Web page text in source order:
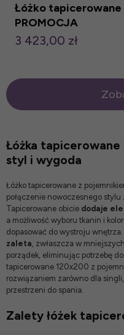
Łóżko tapicerowane
PROMOCJA
3 423,00 zł
Łóżka
styl i wygoda
Łóżko tapicerowane z
połączenie nowoczesnego
Tapicerowane obicie dodaje
a możliwość wyboru tkanin i
dopasować do wystroju wnętrza.
zaleta , zwłaszcza w
porządek, eliminując potrzebę
tapicerowane 120x200 z
rozwiązaniem zarówno dla
przestrzeni do spania.
Zalety łóżek